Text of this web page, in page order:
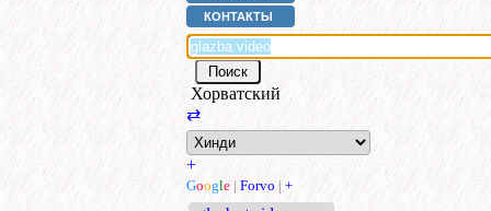
КОНТАКТЫ
Хорватский
⇄
+
Google | Forvo | +